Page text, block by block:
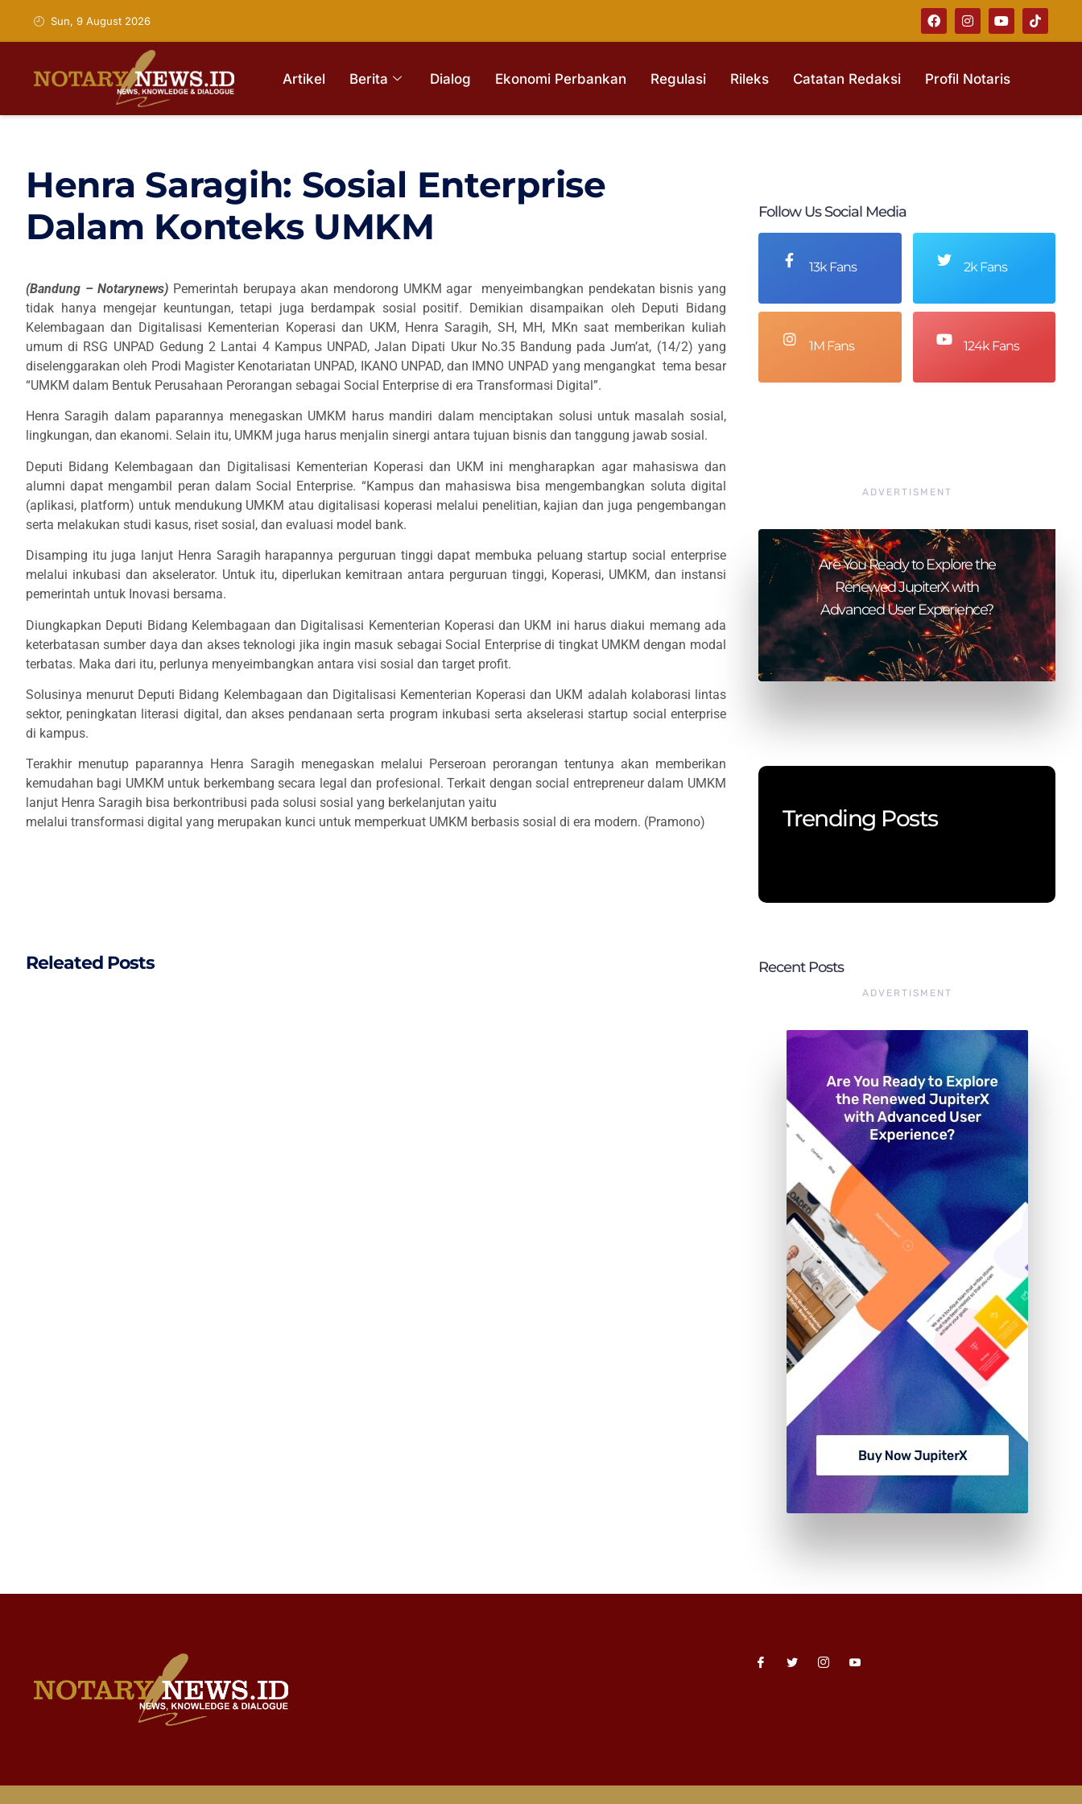
Sun, 9 August 2026
Artikel Berita Dialog Ekonomi Perbankan Regulasi Rileks Catatan Redaksi Profil Notaris
Henra Saragih: Sosial Enterprise
Dalam Konteks UMKM
(Bandung – Notarynews) Pemerintah berupaya akan mendorong UMKM agar menyeimbangkan pendekatan bisnis yang
tidak hanya mengejar keuntungan, tetapi juga berdampak sosial positif. Demikian disampaikan oleh Deputi Bidang
Kelembagaan dan Digitalisasi Kementerian Koperasi dan UKM, Henra Saragih, SH, MH, MKn saat memberikan kuliah
umum di RSG UNPAD Gedung 2 Lantai 4 Kampus UNPAD, Jalan Dipati Ukur No.35 Bandung pada Jum’at, (14/2) yang
diselenggarakan oleh Prodi Magister Kenotariatan UNPAD, IKANO UNPAD, dan IMNO UNPAD yang mengangkat tema besar
“UMKM dalam Bentuk Perusahaan Perorangan sebagai Social Enterprise di era Transformasi Digital”.
Henra Saragih dalam paparannya menegaskan UMKM harus mandiri dalam menciptakan solusi untuk masalah sosial,
lingkungan, dan ekanomi. Selain itu, UMKM juga harus menjalin sinergi antara tujuan bisnis dan tanggung jawab sosial.
Deputi Bidang Kelembagaan dan Digitalisasi Kementerian Koperasi dan UKM ini mengharapkan agar mahasiswa dan
alumni dapat mengambil peran dalam Social Enterprise. “Kampus dan mahasiswa bisa mengembangkan soluta digital
(aplikasi, platform) untuk mendukung UMKM atau digitalisasi koperasi melalui penelitian, kajian dan juga pengembangan
serta melakukan studi kasus, riset sosial, dan evaluasi model bank.
Disamping itu juga lanjut Henra Saragih harapannya perguruan tinggi dapat membuka peluang startup social enterprise
melalui inkubasi dan akselerator. Untuk itu, diperlukan kemitraan antara perguruan tinggi, Koperasi, UMKM, dan instansi
pemerintah untuk Inovasi bersama.
Diungkapkan Deputi Bidang Kelembagaan dan Digitalisasi Kementerian Koperasi dan UKM ini harus diakui memang ada
keterbatasan sumber daya dan akses teknologi jika ingin masuk sebagai Social Enterprise di tingkat UMKM dengan modal
terbatas. Maka dari itu, perlunya menyeimbangkan antara visi sosial dan target profit.
Solusinya menurut Deputi Bidang Kelembagaan dan Digitalisasi Kementerian Koperasi dan UKM adalah kolaborasi lintas
sektor, peningkatan literasi digital, dan akses pendanaan serta program inkubasi serta akselerasi startup social enterprise
di kampus.
Terakhir menutup paparannya Henra Saragih menegaskan melalui Perseroan perorangan tentunya akan memberikan
kemudahan bagi UMKM untuk berkembang secara legal dan profesional. Terkait dengan social entrepreneur dalam UMKM
lanjut Henra Saragih bisa berkontribusi pada solusi sosial yang berkelanjutan yaitu
melalui transformasi digital yang merupakan kunci untuk memperkuat UMKM berbasis sosial di era modern. (Pramono)
Releated Posts
Follow Us Social Media
13k Fans 2k Fans
1M Fans 124k Fans
ADVERTISMENT
Are You Ready to Explore the
Renewed JupiterX with
Advanced User Experience?
Trending Posts
Recent Posts
ADVERTISMENT